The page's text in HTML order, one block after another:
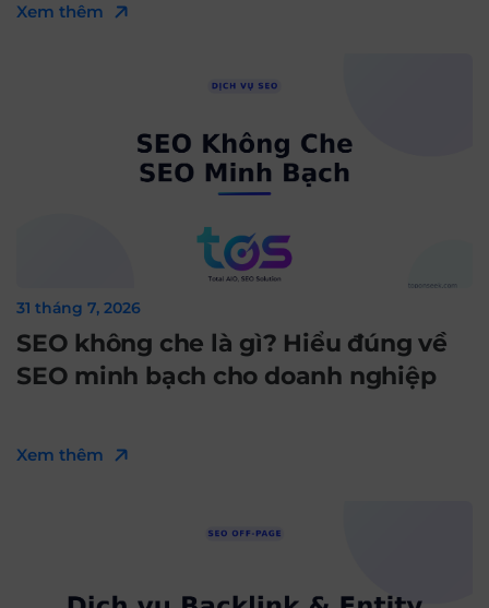
Xem thêm
31 tháng 7, 2026
SEO không che là gì? Hiểu đúng về
SEO minh bạch cho doanh nghiệp
Xem thêm